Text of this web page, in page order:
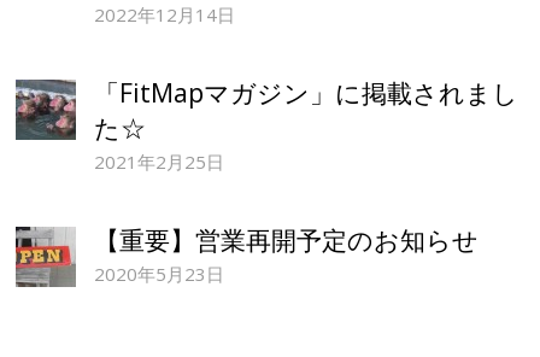
2022年12月14日
「FitMapマガジン」に掲載されまし
た☆
2021年2月25日
【重要】営業再開予定のお知らせ
2020年5月23日